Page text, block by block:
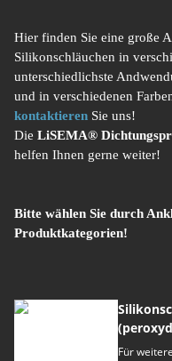
Hier finden Sie eine große
Silikonschläuchen in
unterschiedlichste
und in verschiedenen
kontaktieren Sie uns!
Die LiSEMA®
helfen Ihnen gerne weiter!
Bitte wählen Sie durch
Produktkategorien!
Für